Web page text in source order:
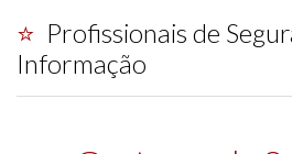
⭐ Profissionais de Segurança da
Informação